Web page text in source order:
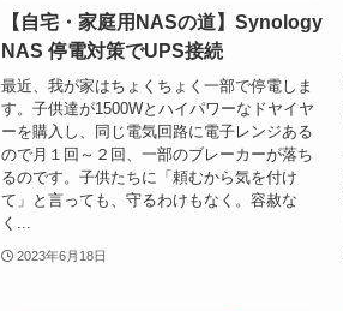
【自宅・家庭用NASの道】Synology
NAS 停電対策でUPS接続
最近、我が家はちょくちょく一部で停電しま
す。子供達が1500Wとハイパワーなドヤイヤ
ーを購入し、同じ電気回路に電子レンジある
ので月１回～２回、一部のブレーカーが落ち
るのです。子供たちに「頼むから気を付け
て」と言っても、守るわけもなく。容赦な
く...
2023年6月18日